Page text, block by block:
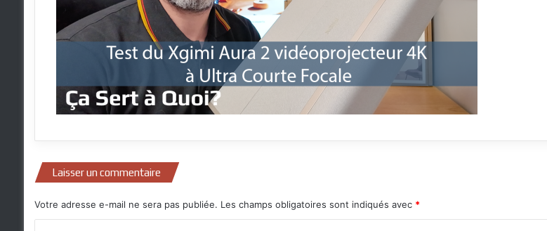
Laisser un commentaire
Votre adresse e-mail ne sera pas publiée. Les champs obligatoires sont indiqués avec *